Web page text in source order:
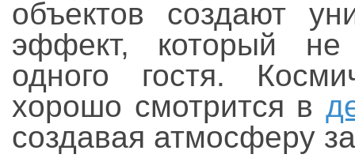
объектов создают
эффект, который
одного гостя.
хорошо смотрится в
создавая атмосферу